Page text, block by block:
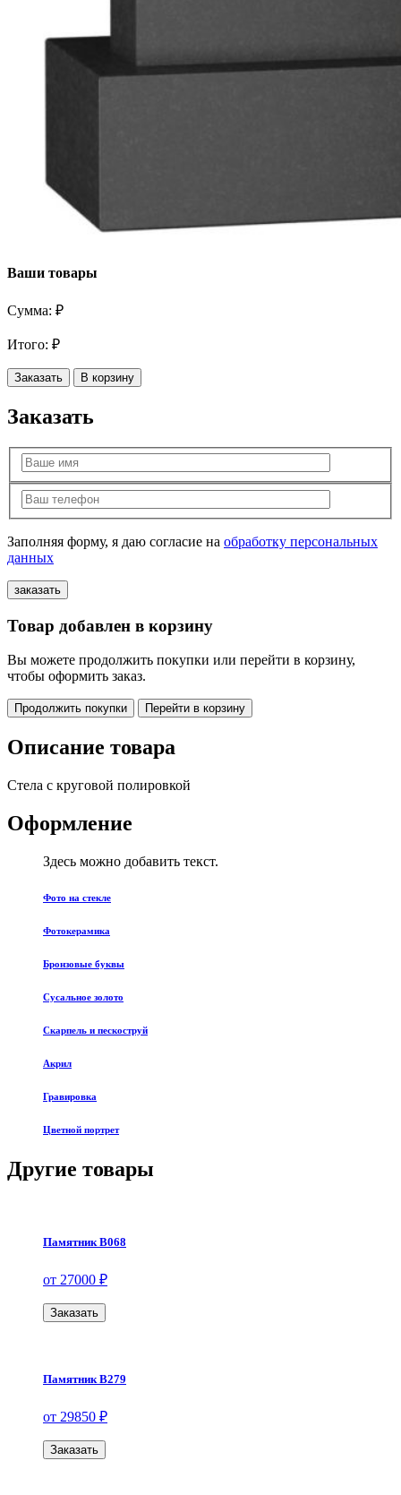
Ваши товары
Сумма: ₽
Итого: ₽
Заказать В корзину
Заказать
Заполняя форму, я даю согласие на обработку персональных
данных
Товар добавлен в корзину
Вы можете продолжить покупки или перейти в корзину,
чтобы оформить заказ.
Продолжить покупки Перейти в корзину
Описание товара
Стела с круговой полировкой
Оформление
Здесь можно добавить текст.
Фото на стекле
Фотокерамика
Бронзовые буквы
Сусальное золото
Скарпель и пескоструй
Акрил
Гравировка
Цветной портрет
Другие товары
Памятник В068
от 27000 ₽
Заказать
Памятник В279
от 29850 ₽
Заказать